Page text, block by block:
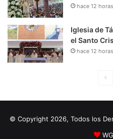
hace 12 horas
Iglesia de
el Santo
hace 12 horas
i
n
© Copyright 2026, Todos los